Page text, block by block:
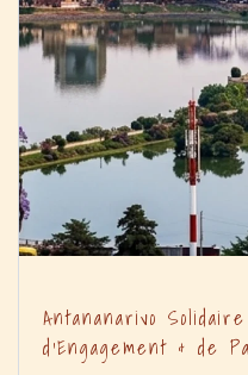
Antananarivo
d’Engagement & de